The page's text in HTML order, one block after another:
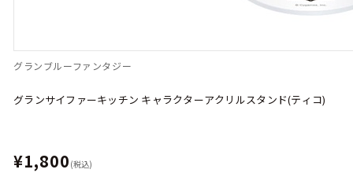
グランブルーファンタジー
グランサイファーキッチン キャラクターアクリルスタンド(ティコ)
¥1,800 (税込)